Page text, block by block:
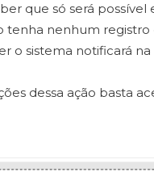
que só será possível
tenha nenhum
o sistema notificará
dessa ação basta